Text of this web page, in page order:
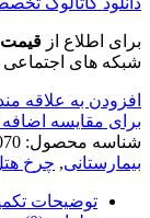
برای اطلاع از قیمت
شبکه های اجتماعی
افزودن به علاقه
برای مقایسه اضافه
شناسه محصول:
بیمارستانی, چرخ
توضیحات